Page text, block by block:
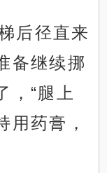
后径直来
备继续挪
，“腿上
用药膏，